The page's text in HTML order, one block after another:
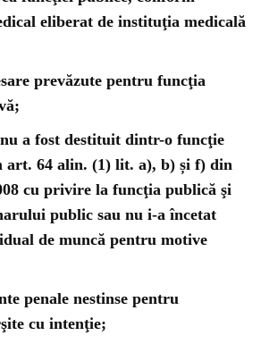
eliberat de instituţia medicală
prevăzute pentru funcţia
a fost destituit dintr-o funcţie
art. 64 alin. (1) lit. a), b) și f) din
cu privire la funcţia publică şi
public sau nu i-a încetat
de muncă pentru motive
penale nestinse pentru
cu intenţie;